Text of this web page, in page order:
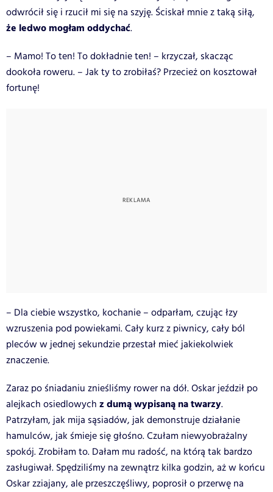
odwrócił się i rzucił mi się na szyję. Ściskał mnie z taką siłą,
że ledwo mogłam oddychać.
– Mamo! To ten! To dokładnie ten! – krzyczał, skacząc
dookoła roweru. – Jak ty to zrobiłaś? Przecież on kosztował
fortunę!
– Dla ciebie wszystko, kochanie – odparłam, czując łzy
wzruszenia pod powiekami. Cały kurz z piwnicy, cały ból
pleców w jednej sekundzie przestał mieć jakiekolwiek
znaczenie.
Zaraz po śniadaniu znieśliśmy rower na dół. Oskar jeździł po
alejkach osiedlowych z dumą wypisaną na twarzy.
Patrzyłam, jak mija sąsiadów, jak demonstruje działanie
hamulców, jak śmieje się głośno. Czułam niewyobrażalny
spokój. Zrobiłam to. Dałam mu radość, na którą tak bardzo
zasługiwał. Spędziliśmy na zewnątrz kilka godzin, aż w końcu
Oskar zziajany, ale przeszczęśliwy, poprosił o przerwę na